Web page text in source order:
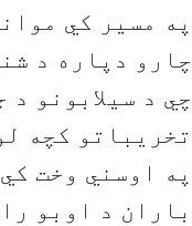
په مسیر کي
چارو دپاره د
چي د سیلابونو
تخریباتو کچه
په اوسني وخت
باران د اوبو